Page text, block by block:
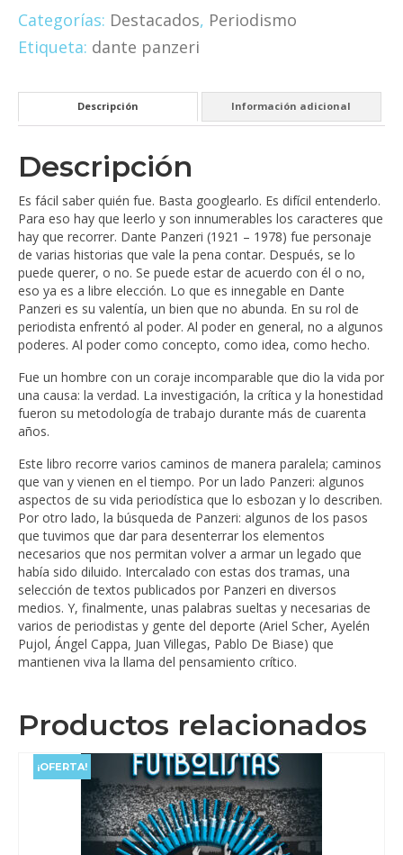
paradigma
perdido
cantidad
Categorías: Destacados, Periodismo
Etiqueta: dante panzeri
Descripción Información adicional
Descripción
Es fácil saber quién fue. Basta googlearlo. Es difícil entenderlo.
Para eso hay que leerlo y son innumerables los caracteres que
hay que recorrer. Dante Panzeri (1921 – 1978) fue personaje
de varias historias que vale la pena contar. Después, se lo
puede querer, o no. Se puede estar de acuerdo con él o no,
eso ya es a libre elección. Lo que es innegable en Dante
Panzeri es su valentía, un bien que no abunda. En su rol de
periodista enfrentó al poder. Al poder en general, no a algunos
poderes. Al poder como concepto, como idea, como hecho.
Fue un hombre con un coraje incomparable que dio la vida por
una causa: la verdad. La investigación, la crítica y la honestidad
fueron su metodología de trabajo durante más de cuarenta
años.
Este libro recorre varios caminos de manera paralela; caminos
que van y vienen en el tiempo. Por un lado Panzeri: algunos
aspectos de su vida periodística que lo esbozan y lo describen.
Por otro lado, la búsqueda de Panzeri: algunos de los pasos
que tuvimos que dar para desenterrar los elementos
necesarios que nos permitan volver a armar un legado que
había sido diluido. Intercalado con estas dos tramas, una
selección de textos publicados por Panzeri en diversos
medios. Y, finalmente, unas palabras sueltas y necesarias de
varios de periodistas y gente del deporte (Ariel Scher, Ayelén
Pujol, Ángel Cappa, Juan Villegas, Pablo De Biase) que
mantienen viva la llama del pensamiento crítico.
Productos relacionados
¡OFERTA!